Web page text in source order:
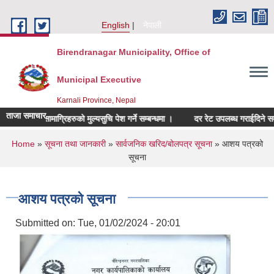
English
नेपाली
Birendranagar Municipality, Office of
Municipal Executive
Karnali Province, Nepal
ताजा समाचारसामाग्रिहरुको मुल्यसुचि पेश गर्ने सम्बन्धमा । दर रेट उपलब्ध गराईदिने
You are here
Home» सूचना तथा जानकारी» सार्वजनिक खरिद/बोलपत्र सूचना» आशय पत्रको
सूचना
आशय पत्रको सूचना
Submitted on: Tue, 01/02/2024 - 20:01